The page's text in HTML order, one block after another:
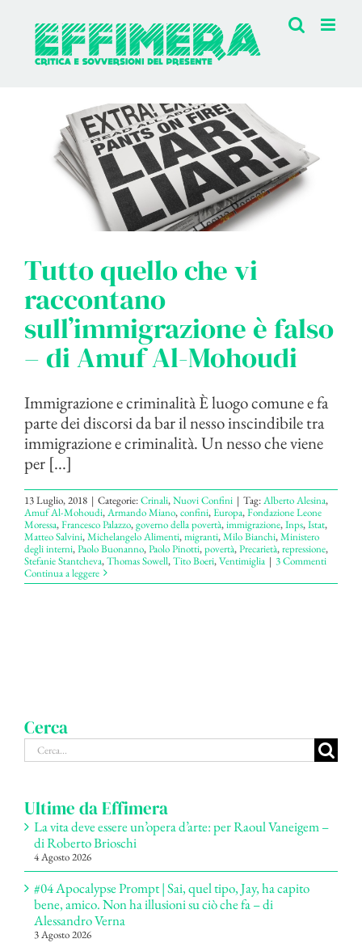
contenuto
Tutto quello che vi
raccontano
sull’immigrazione è falso
– di Amuf Al-Mohoudi
Immigrazione e criminalità È luogo comune e fa
parte dei discorsi da bar il nesso inscindibile tra
immigrazione e criminalità. Un nesso che viene
per [...]
13 Luglio, 2018 | Categorie:Crinali,Nuovi Confini | Tag:Alberto Alesina,
Amuf Al-Mohoudi,Armando Miano,confini,Europa,Fondazione Leone
Moressa,Francesco Palazzo,governo della povertà,immigrazione,Inps,Istat,
Matteo Salvini,Michelangelo Alimenti,migranti,Milo Bianchi,Ministero
degli interni,Paolo Buonanno,Paolo Pinotti,povertà,Precarietà,repressione,
Stefanie Stantcheva,Thomas Sowell,Tito Boeri,Ventimiglia | 3 Commenti
Continua a leggere
Cerca
Cerca
per:
Ultime da Effimera
La vita deve essere un’opera d’arte: per Raoul Vaneigem –
di Roberto Brioschi
4 Agosto 2026
#04 Apocalypse Prompt | Sai, quel tipo, Jay, ha capito
bene, amico. Non ha illusioni su ciò che fa – di
Alessandro Verna
3 Agosto 2026